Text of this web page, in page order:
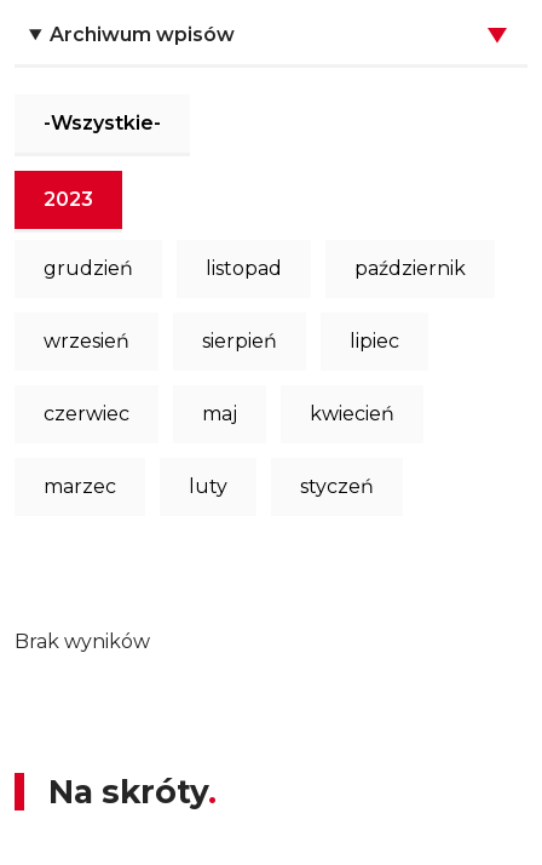
Archiwum wpisów
-Wszystkie-
2023
grudzień listopad październik
wrzesień sierpień lipiec
czerwiec maj kwiecień
marzec luty styczeń
Brak wyników
Na skróty